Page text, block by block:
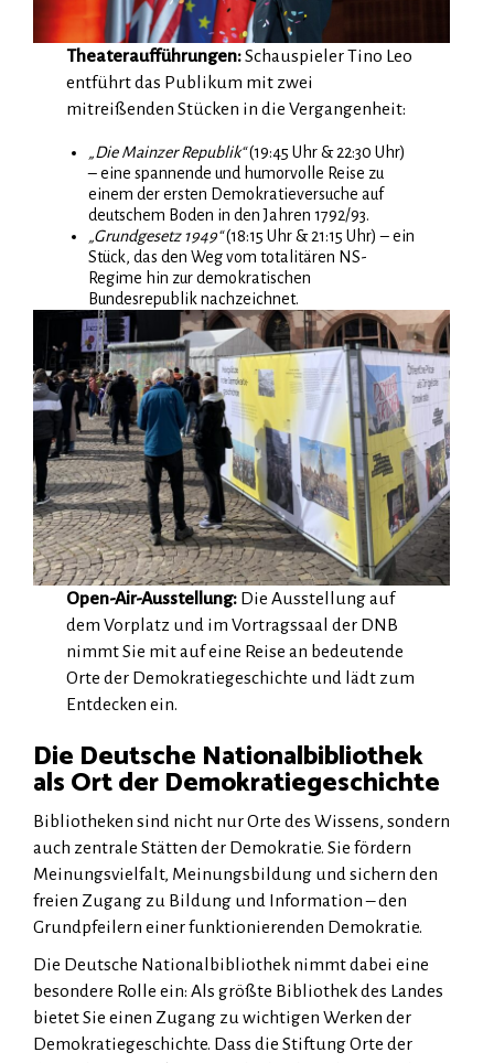
Theateraufführungen:Schauspieler Tino Leo
entführt das Publikum mit zwei
mitreißenden Stücken in die Vergangenheit:
„Die Mainzer Republik“(19:45 Uhr & 22:30 Uhr)
– eine spannende und humorvolle Reise zu
einem der ersten Demokratieversuche auf
deutschem Boden in den Jahren 1792/93.
„Grundgesetz 1949“(18:15 Uhr & 21:15 Uhr) – ein
Stück, das den Weg vom totalitären NS-
Regime hin zur demokratischen
Bundesrepublik nachzeichnet.
Open-Air-Ausstellung: Die Ausstellung auf
dem Vorplatz und im Vortragssaal der DNB
nimmt Sie mit auf eine Reise an bedeutende
Orte der Demokratiegeschichte und lädt zum
Entdecken ein.
Die Deutsche Nationalbibliothek
als Ort der Demokratiegeschichte
Bibliotheken sind nicht nur Orte des Wissens, sondern
auch zentrale Stätten der Demokratie. Sie fördern
Meinungsvielfalt, Meinungsbildung und sichern den
freien Zugang zu Bildung und Information – den
Grundpfeilern einer funktionierenden Demokratie.
Die Deutsche Nationalbibliothek nimmt dabei eine
besondere Rolle ein: Als größte Bibliothek des Landes
bietet Sie einen Zugang zu wichtigen Werken der
Demokratiegeschichte. Dass die Stiftung Orte der